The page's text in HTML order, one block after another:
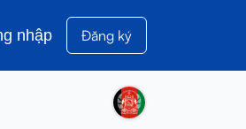
nhập Đăng ký